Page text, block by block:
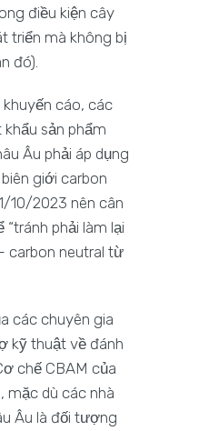
điều kiện cây
triển mà không bị
đó).
cáo, các
sản phẩm
Âu phải áp dụng
giới carbon
10/2023 nên cân
phải làm lại
carbon neutral từ
các chuyên gia
kỹ thuật về đánh
chế CBAM của
mặc dù các nhà
Âu là đối tượng